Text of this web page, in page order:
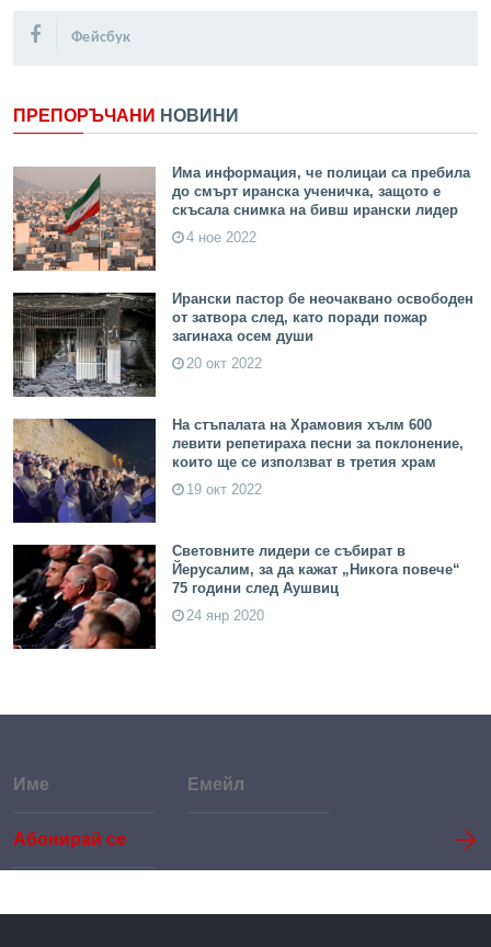
Фейсбук
ПРЕПОРЪЧАНИ НОВИНИ
Има информация, че полицаи са пребила
до смърт иранска ученичка, защото е
скъсала снимка на бивш ирански лидер
4 ное 2022
Ирански пастор бе неочаквано освободен
от затвора след, като поради пожар
загинаха осем души
20 окт 2022
На стъпалата на Храмовия хълм 600
левити репетираха песни за поклонение,
които ще се използват в третия храм
19 окт 2022
Световните лидери се събират в
Йерусалим, за да кажат „Никога повече“
75 години след Аушвиц
24 янр 2020